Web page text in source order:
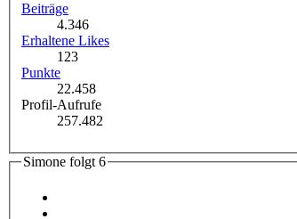
Beiträge
4.346
Erhaltene Likes
123
Punkte
22.458
Profil-Aufrufe
257.482
Simone folgt 6